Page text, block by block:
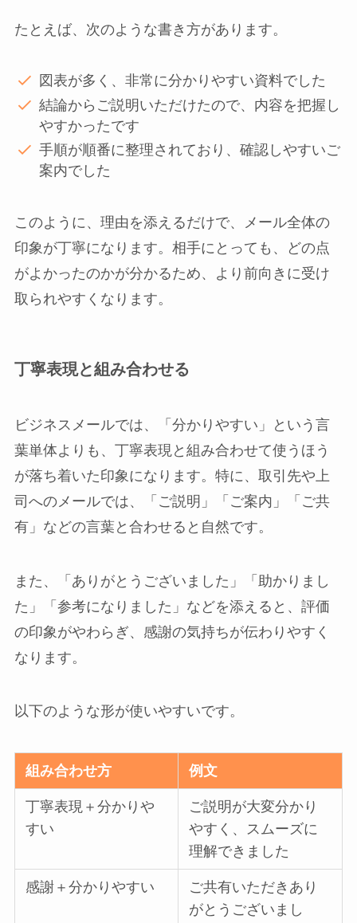
たとえば、次のような書き方があります。
図表が多く、非常に分かりやすい資料でした
結論からご説明いただけたので、内容を把握し
やすかったです
手順が順番に整理されており、確認しやすいご
案内でした
このように、理由を添えるだけで、メール全体の
印象が丁寧になります。相手にとっても、どの点
がよかったのかが分かるため、より前向きに受け
取られやすくなります。
丁寧表現と組み合わせる
ビジネスメールでは、「分かりやすい」という言
葉単体よりも、丁寧表現と組み合わせて使うほう
が落ち着いた印象になります。特に、取引先や上
司へのメールでは、「ご説明」「ご案内」「ご共
有」などの言葉と合わせると自然です。
また、「ありがとうございました」「助かりまし
た」「参考になりました」などを添えると、評価
の印象がやわらぎ、感謝の気持ちが伝わりやすく
なります。
以下のような形が使いやすいです。
組み合わせ方 例文
丁寧表現＋分かりや
すい
ご説明が大変分かり
やすく、スムーズに
理解できました
感謝＋分かりやすい
ご共有いただきあり
がとうございまし